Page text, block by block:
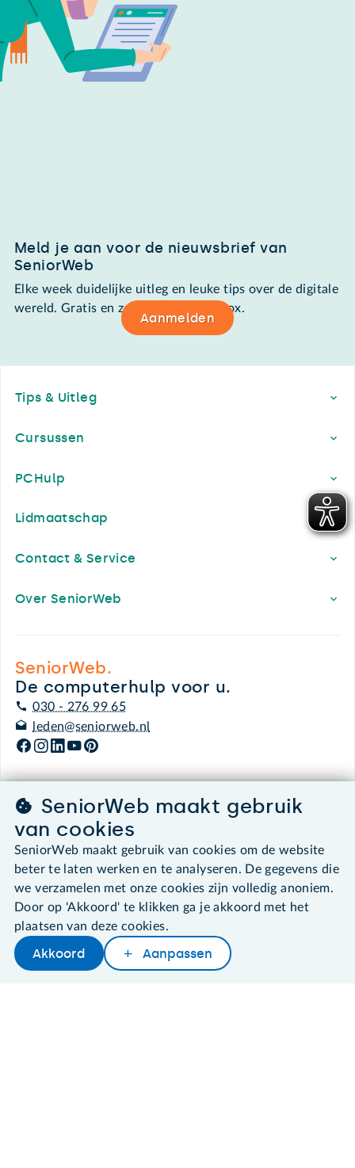
Later lezenDelenWoordenboek
Meld je aan voor de nieuwsbrief van
SeniorWeb
Elke week duidelijke uitleg en leuke tips over de digitale
wereld. Gratis en zomaar in de mailbox.
Aanmelden
Tips & Uitleg
Cursussen
PCHulp
Lidmaatschap
Contact & Service
Over SeniorWeb
SeniorWeb.
De computerhulp voor u.
030 - 276 99 65
leden@seniorweb.nl
©2026 SeniorWeb
Algemene voorwaarden
Cookies en cookie-instellingen
Disclaimer
Privacybeleid
About SeniorWeb
SeniorWeb maakt gebruik
van cookies
SeniorWeb maakt gebruik van cookies om de website
beter te laten werken en te analyseren. De gegevens die
we verzamelen met onze cookies zijn volledig anoniem.
Door op 'Akkoord' te klikken ga je akkoord met het
plaatsen van deze cookies.
Akkoord Aanpassen